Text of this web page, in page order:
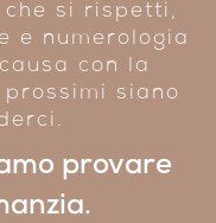
che si rispetti,
e numerologia
con la
siano
provare